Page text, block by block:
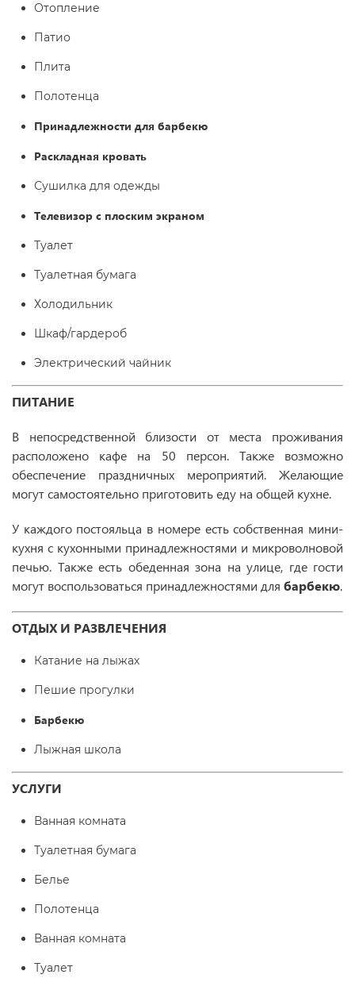
Отопление
Патио
Плита
Полотенца
Принадлежности для барбекю
Раскладная кровать
Сушилка для одежды
Телевизор с плоским экраном
Туалет
Туалетная бумага
Холодильник
Шкаф/гардероб
Электрический чайник
ПИТАНИЕ
В непосредственной близости от места проживания
расположено кафе на 50 персон. Также возможно
обеспечение праздничных мероприятий. Желающие
могут самостоятельно приготовить еду на общей кухне.
У каждого постояльца в номере есть собственная мини-
кухня с кухонными принадлежностями и микроволновой
печью. Также есть обеденная зона на улице, где гости
могут воспользоваться принадлежностями для барбекю.
ОТДЫХ И РАЗВЛЕЧЕНИЯ
Катание на лыжах
Пешие прогулки
Барбекю
Лыжная школа
УСЛУГИ
Ванная комната
Туалетная бумага
Белье
Полотенца
Ванная комната
Туалет